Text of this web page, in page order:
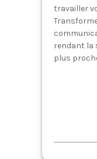
travailler
rendant la
plus